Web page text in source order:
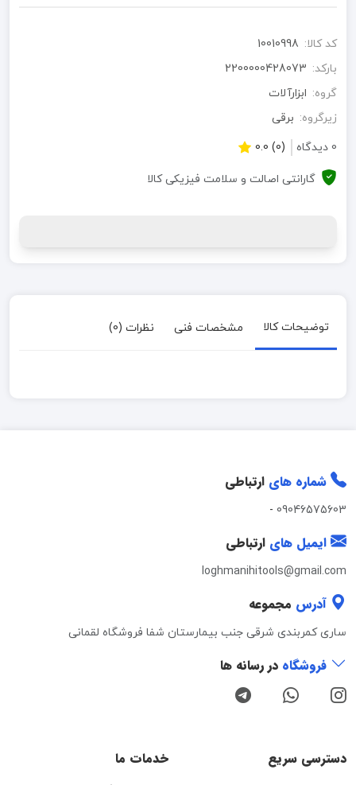
کد کالا: 10010998
بارکد: 2200000428073
گروه: ابزارآلات
زیرگروه: برقی
0 دیدگاه
(0) 0.0
گارانتی اصالت و سلامت فیزیکی کالا
توضیحات کالا مشخصات فنی نظرات (0)
شماره های ارتباطی
09046575603
-
ایمیل های ارتباطی
loghmanihitools@gmail.com
آدرس مجموعه
ساری کمربندی شرقی جنب بیمارستان شفا فروشگاه لقمانی
فروشگاه در رسانه ها
دسترسی سریع خدمات ما